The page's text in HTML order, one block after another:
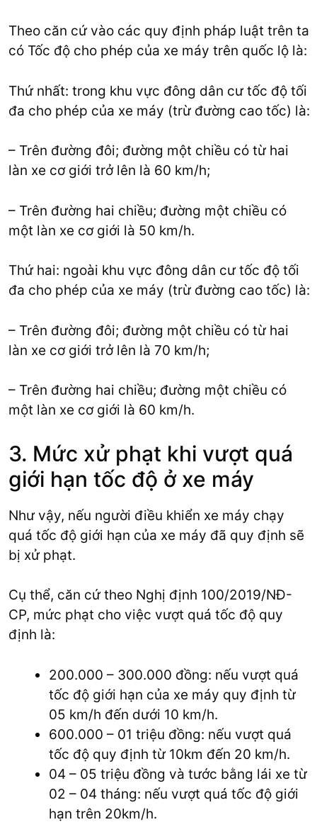
Theo căn cứ vào các quy định pháp luật trên ta
có Tốc độ cho phép của xe máy trên quốc lộ là:
Thứ nhất: trong khu vực đông dân cư tốc độ tối
đa cho phép của xe máy (trừ đường cao tốc) là:
– Trên đường đôi; đường một chiều có từ hai
làn xe cơ giới trở lên là 60 km/h;
– Trên đường hai chiều; đường một chiều có
một làn xe cơ giới là 50 km/h.
Thứ hai: ngoài khu vực đông dân cư tốc độ tối
đa cho phép của xe máy (trừ đường cao tốc) là:
– Trên đường đôi; đường một chiều có từ hai
làn xe cơ giới trở lên là 70 km/h;
– Trên đường hai chiều; đường một chiều có
một làn xe cơ giới là 60 km/h.
3. Mức xử phạt khi vượt quá
giới hạn tốc độ ở xe máy
Như vậy, nếu người điều khiển xe máy chạy
quá tốc độ giới hạn của xe máy đã quy định sẽ
bị xử phạt.
Cụ thể, căn cứ theo Nghị định 100/2019/NĐ-
CP, mức phạt cho việc vượt quá tốc độ quy
định là:
200.000 – 300.000 đồng: nếu vượt quá
tốc độ giới hạn của xe máy quy định từ
05 km/h đến dưới 10 km/h.
600.000 – 01 triệu đồng: nếu vượt quá
tốc độ quy định từ 10km đến 20 km/h.
04 – 05 triệu đồng và tước bằng lái xe từ
02 – 04 tháng: nếu vượt quá tốc độ giới
hạn trên 20km/h.